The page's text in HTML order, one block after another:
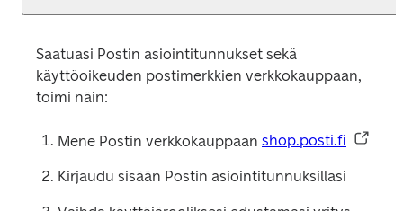
Saatuasi Postin asiointitunnukset sekä
käyttöoikeuden postimerkkien verkkokauppaan,
toimi näin:
Mene Postin verkkokauppaan shop.posti.fi
Kirjaudu sisään Postin asiointitunnuksillasi